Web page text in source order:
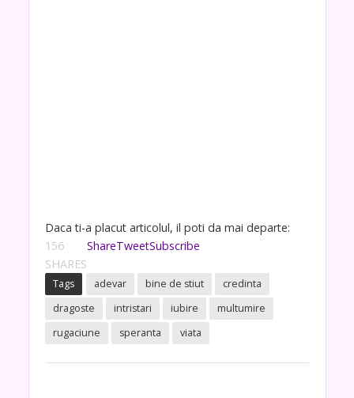
Daca ti-a placut articolul, il poti da mai departe:
156
SHARES
ShareTweetSubscribe
Tags adevar bine de stiut
credinta
dragoste
intristari iubire
multumire
rugaciune
speranta viata